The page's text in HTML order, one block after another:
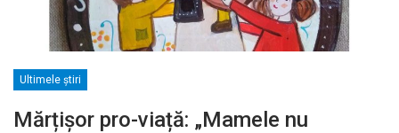
Ultimele ştiri
Mărțișor pro-viață: „Mamele nu